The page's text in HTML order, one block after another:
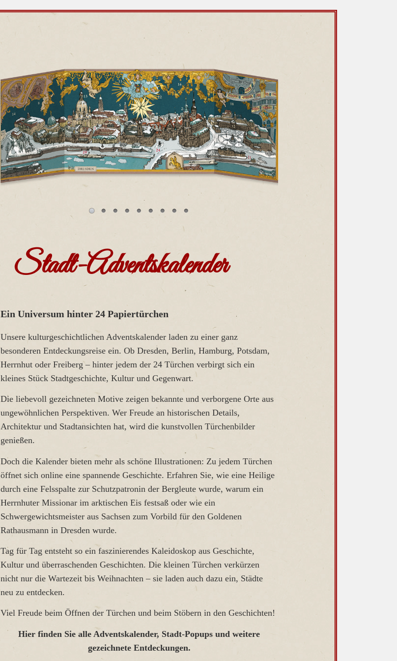
Stadt-Adventskalender
Ein Universum hinter 24 Papiertürchen
Unsere kulturgeschichtlichen Adventskalender laden zu einer ganz
besonderen Entdeckungsreise ein. Ob Dresden, Berlin, Hamburg, Potsdam,
Herrnhut oder Freiberg – hinter jedem der 24 Türchen verbirgt sich ein
kleines Stück Stadtgeschichte, Kultur und Gegenwart.
Die liebevoll gezeichneten Motive zeigen bekannte und verborgene Orte aus
ungewöhnlichen Perspektiven. Wer Freude an historischen Details,
Architektur und Stadtansichten hat, wird die kunstvollen Türchenbilder
genießen.
Doch die Kalender bieten mehr als schöne Illustrationen: Zu jedem Türchen
öffnet sich online eine spannende Geschichte. Erfahren Sie, wie eine Heilige
durch eine Felsspalte zur Schutzpatronin der Bergleute wurde, warum ein
Herrnhuter Missionar im arktischen Eis festsaß oder wie ein
Schwergewichtsmeister aus Sachsen zum Vorbild für den Goldenen
Rathausmann in Dresden wurde.
Tag für Tag entsteht so ein faszinierendes Kaleidoskop aus Geschichte,
Kultur und überraschenden Geschichten. Die kleinen Türchen verkürzen
nicht nur die Wartezeit bis Weihnachten – sie laden auch dazu ein, Städte
neu zu entdecken.
Viel Freude beim Öffnen der Türchen und beim Stöbern in den Geschichten!
Hier finden Sie alle Adventskalender, Stadt-Popups und weitere
gezeichnete Entdeckungen.